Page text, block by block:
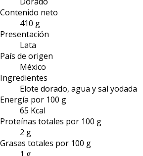
Contenido neto
410 g
Presentación
Lata
País de origen
México
Ingredientes
Elote dorado, agua y sal yodada
Energía por 100 g
65 Kcal
Proteínas totales por 100 g
2 g
Grasas totales por 100 g